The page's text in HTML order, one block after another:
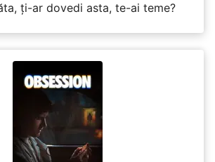
ți-ar dovedi asta, te-ai teme?